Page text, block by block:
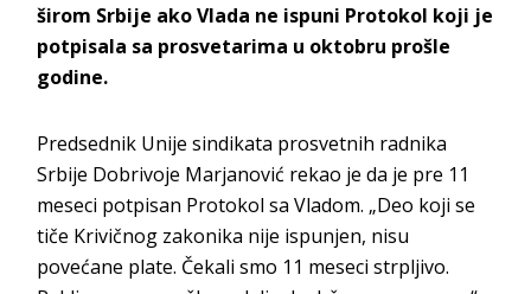
širom Srbije ako Vlada ne ispuni Protokol koji je
potpisala sa prosvetarima u oktobru prošle
godine.
Predsednik Unije sindikata prosvetnih radnika
Srbije Dobrivoje Marjanović rekao je da je pre 11
meseci potpisan Protokol sa Vladom. „Deo koji se
tiče Krivičnog zakonika nije ispunjen, nisu
povećane plate. Čekali smo 11 meseci strpljivo.